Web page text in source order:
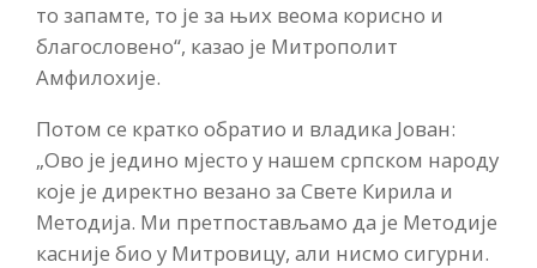
то запамте, то је за њих веома корисно и
благословено“, казао је Митрополит
Амфилохије.
Потом се кратко обратио и владика Јован:
„Ово је једино мјесто у нашем српском народу
које је директно везано за Свете Кирила и
Методија. Ми претпостављамо да је Методије
касније био у Митровицу, али нисмо сигурни.